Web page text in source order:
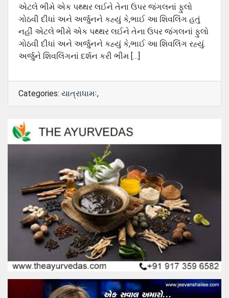
એટલે ભીમે એક પથ્થર લઈને તેના ઉપર જંગલનાં ફુલો
ગોઠવી દીધાં અને અર્જુનને કહ્યું કે,ભાઈ આ શિવલિંગ હતું
નહીં એટલે ભીમે એક પથ્થર લઈને તેના ઉપર જંગલનાં ફુલો
ગોઠવી દીધાં અને અર્જુનને કહ્યું કે,ભાઈ આ શિવલિંગ રહ્યું.
અર્જુને શિવલિંગનાં દર્શન કરી ભીમ […]
Categories: યાત્રાધામઃ,